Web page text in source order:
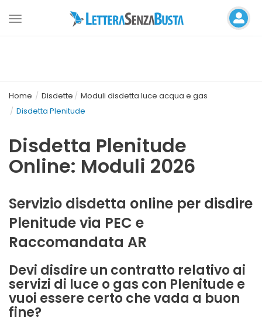
Toggle
Home Disdette
Moduli disdetta luce acqua e gas
Disdetta Plenitude
Disdetta Plenitude
Online: Moduli 2026
Servizio disdetta online per disdire
Plenitude via PEC e
Raccomandata AR
Devi disdire un contratto relativo ai
servizi di luce o gas con Plenitude e
vuoi essere certo che vada a buon
fine?